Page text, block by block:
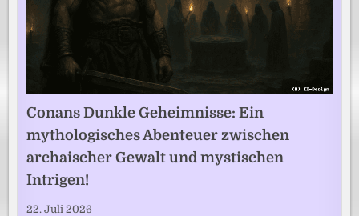
Conans Dunkle Geheimnisse: Ein
mythologisches Abenteuer zwischen
archaischer Gewalt und mystischen
Intrigen!
22. Juli 2026